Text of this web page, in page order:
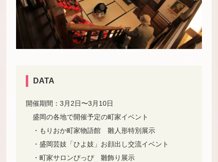
DATA
開催期間：3月2日〜3月10日
盛岡の各地で開催予定の町家イベント
・もりおか町家物語館 雛人形特別展示
・盛岡芸妓「ひよ妓」お顔出し交流イベント
・町家サロンぴっぴ 雛飾り展示